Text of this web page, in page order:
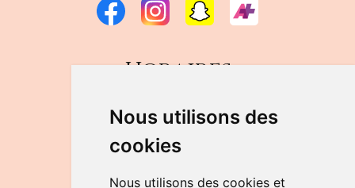
Nous utilisons des
cookies
Nous utilisons des cookies et
Horaires
DU LUNDI AU VENDREDI
de 9h à 12h30 et de 14h à 18h
LE SAMEDI
de 9h à 12h30